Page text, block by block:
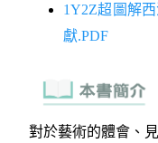
1Y2Z超圖解
獻.PDF